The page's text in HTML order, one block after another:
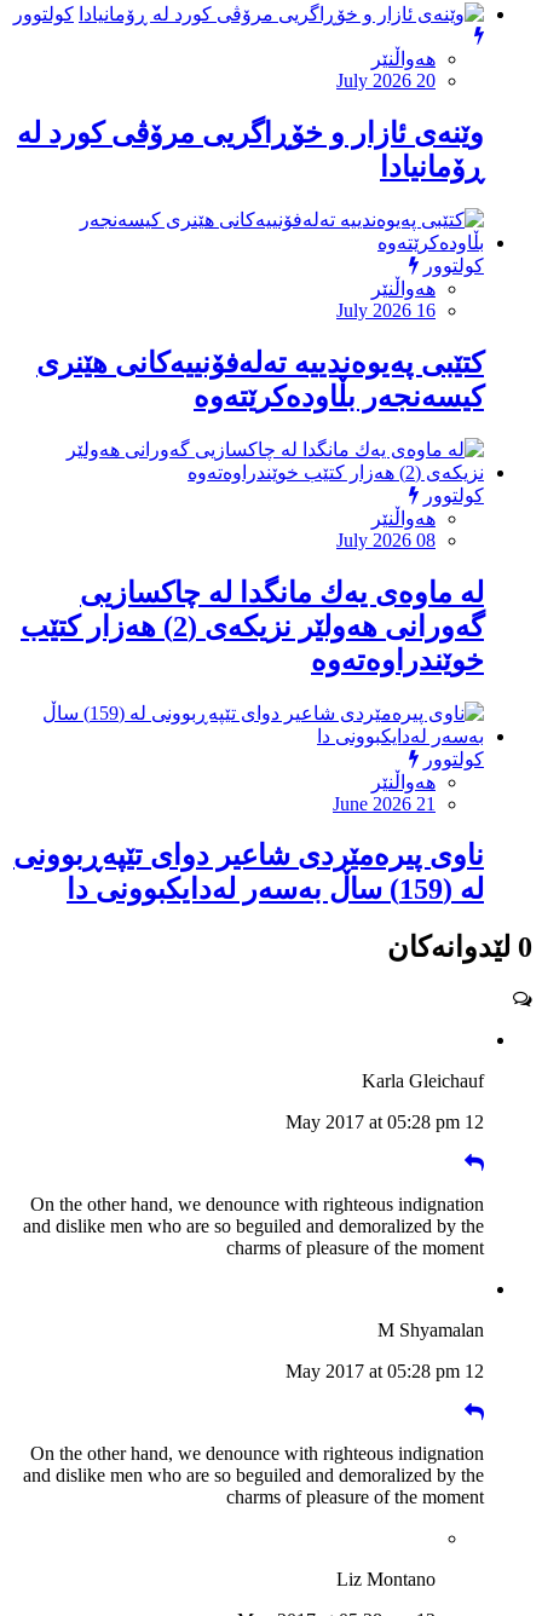
کولتوور
هەواڵنێر
July 2026 20
وێنەی ئازار و خۆڕاگریی مرۆڤی كورد لە
ڕۆمانیادا
کولتوور
هەواڵنێر
July 2026 16
کتێبى پەیوەندییە تەلەفۆنییەکانى هێنرى
کیسەنجەر بڵاودەکرێتەوە
کولتوور
هەواڵنێر
July 2026 08
لە ماوەی یەك مانگدا لە چاکسازیی
گەورانی هەولێر نزیكەی (2) هەزار كتێب
خوێندراوەتەوە
کولتوور
هەواڵنێر
June 2026 21
ناوی پیرەمێردی شاعیر دوای تێپەڕبوونی
لە (159) ساڵ بەسەر لەدایكبوونی دا
0 لێدوانەکان
Karla Gleichauf
12 May 2017 at 05:28 pm
On the other hand, we denounce with righteous indignation
and dislike men who are so beguiled and demoralized by the
charms of pleasure of the moment
M Shyamalan
12 May 2017 at 05:28 pm
On the other hand, we denounce with righteous indignation
and dislike men who are so beguiled and demoralized by the
charms of pleasure of the moment
Liz Montano